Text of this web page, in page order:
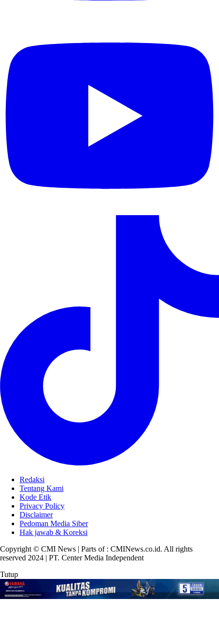
Redaksi
Tentang Kami
Kode Etik
Privacy Policy
Disclaimer
Pedoman Media Siber
Hak jawab & Koreksi
Copyright © CMI News | Parts of : CMINews.co.id. All rights
reserved 2024 | PT. Center Media Independent
Tutup